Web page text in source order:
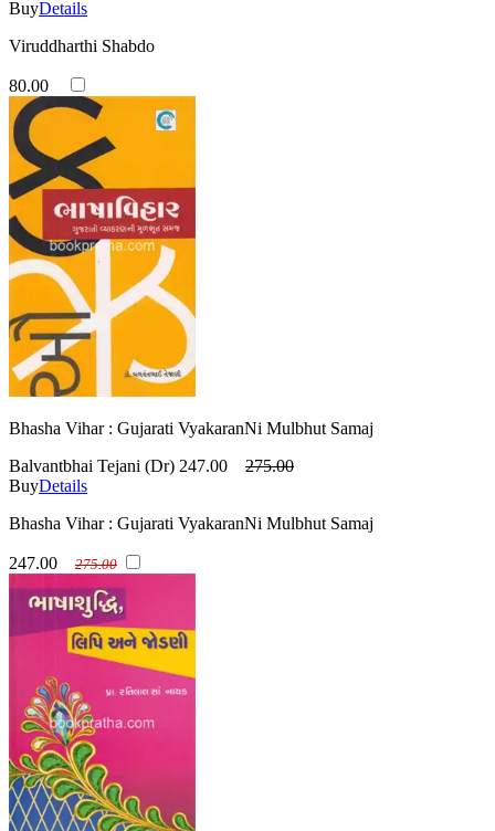
BuyDetails
Viruddharthi Shabdo
80.00
Bhasha Vihar : Gujarati VyakaranNi Mulbhut Samaj
Balvantbhai Tejani (Dr) 247.00
275.00
BuyDetails
Bhasha Vihar : Gujarati VyakaranNi Mulbhut Samaj
247.00 275.00